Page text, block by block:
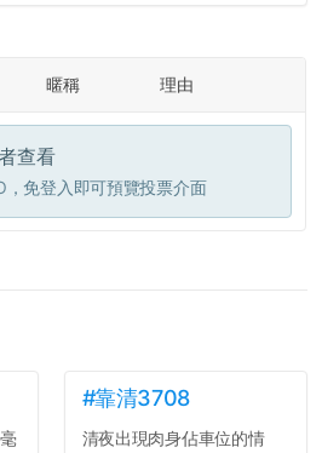
暱稱 理由
查看
，免登入即可預覽投票介面
#靠清3708
清夜出現肉身佔車位的情